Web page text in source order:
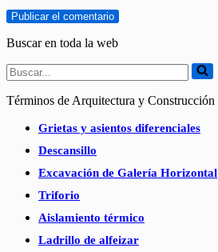
Buscar en toda la web
Buscar...
Términos de Arquitectura y Construcción
Grietas y asientos diferenciales
Descansillo
Excavación de Galería Horizontal
Triforio
Aislamiento térmico
Ladrillo de alfeizar